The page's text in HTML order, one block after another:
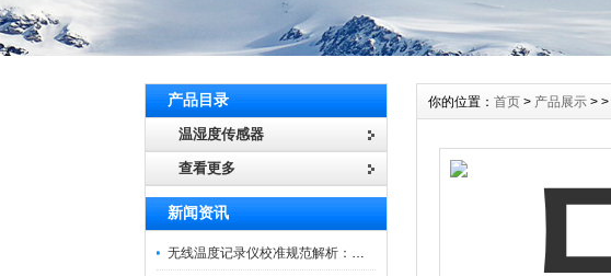
产品目录
温湿度传感器
查看更多
新闻资讯
无线温度记录仪校准规范解析：从多点比对到不确定度评定的实操流程
你的位置： 首页 > 产品展示 > >